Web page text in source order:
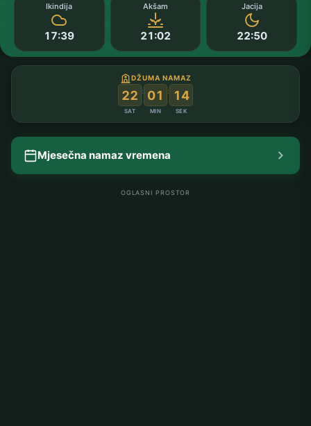
Ikindija
17:39
Akšam
21:02
Jacija
22:50
DŽUMA NAMAZ
22
SAT
: 01
MIN
: 13
SEK
Mjesečna namaz vremena
OGLASNI PROSTOR